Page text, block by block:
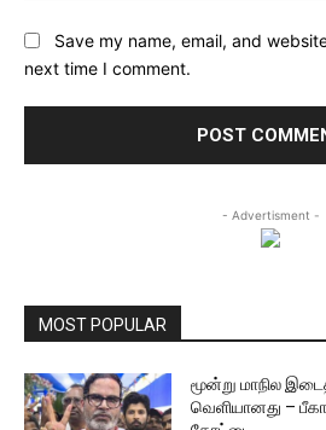
Save my name, email, and
next time I comment.
- Advertisment -
MOST POPULAR
மூன்று மாநில
வெளியானது –